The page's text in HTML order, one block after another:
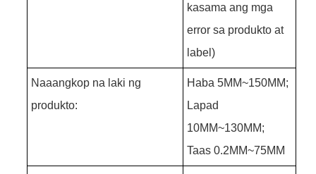
kasama ang mga
error sa produkto at
label)
Naaangkop na laki ng
produkto:
Haba 5MM~150MM;
Lapad
10MM~130MM;
Taas 0.2MM~75MM